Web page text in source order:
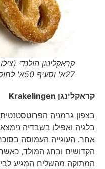
קראקלינגן הולנדי
קראקלינגןKrakelingen
בצפון גרמניה הפרוטסטנטית
בלגיה ואפילו בשבדיה נימצא
אחר. העוגייה העמוסה בסוכר
הקדושים ובחג המולד, כאשר
המתוקה מהשליח המגיע